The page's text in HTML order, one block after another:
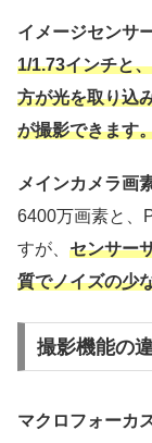
イメージセンサ
1/1.73インチと
方が光を取り込
が撮影できます
メインカメラ画
6400万画素と、
すが、 センサー
質でノイズの少
撮影機能の
マクロフォーカ